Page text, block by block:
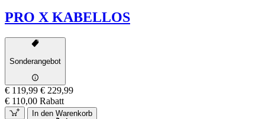
PRO X KABELLOS
Sonderangebot
€ 119,99 € 229,99
€ 110,00 Rabatt
In den Warenkorb